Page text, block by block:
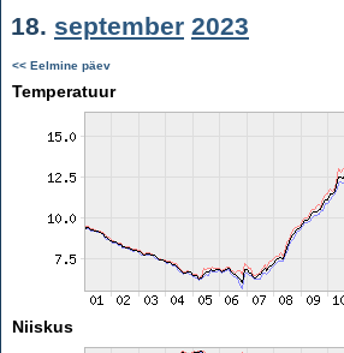
18. september 2023
<< Eelmine päev
Temperatuur
Niiskus